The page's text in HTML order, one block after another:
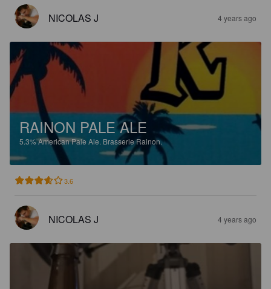
NICOLAS J 4 years ago
RAINON PALE ALE
5.3%American Pale Ale. Brasserie Rainon.
3.6
NICOLAS J 4 years ago